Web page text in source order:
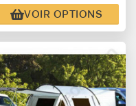
VOIR OPTIONS